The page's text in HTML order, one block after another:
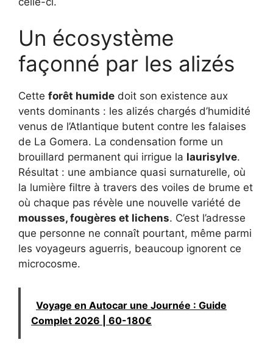
Un écosystème
façonné par les alizés
Cette forêt humide doit son existence aux
vents dominants : les alizés chargés d’humidité
venus de l’Atlantique butent contre les falaises
de La Gomera. La condensation forme un
brouillard permanent qui irrigue la laurisylve.
Résultat : une ambiance quasi surnaturelle, où
la lumière filtre à travers des voiles de brume et
où chaque pas révèle une nouvelle variété de
mousses, fougères et lichens. C’est l’adresse
que personne ne connaît pourtant, même parmi
les voyageurs aguerris, beaucoup ignorent ce
microcosme.
Voyage en Autocar une Journée : Guide
Complet 2026 | 60-180€